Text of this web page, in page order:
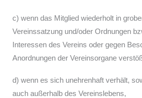
c) wenn das Mitglied wiederholt in
Vereinssatzung und/oder Ordnungen
Interessen des Vereins oder gegen
Anordnungen der Vereinsorgane
d) wenn es sich unehrenhaft verhält,
auch außerhalb des Vereinslebens,